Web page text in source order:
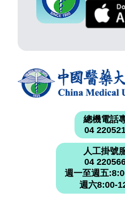
總機電話
04
人工掛號
04
週一至週五
週六8:00-